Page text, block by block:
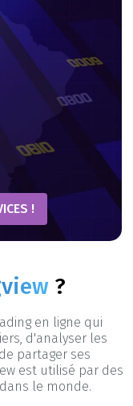
!
?
en ligne qui
d'analyser les
partager ses
est utilisé par des
le monde.